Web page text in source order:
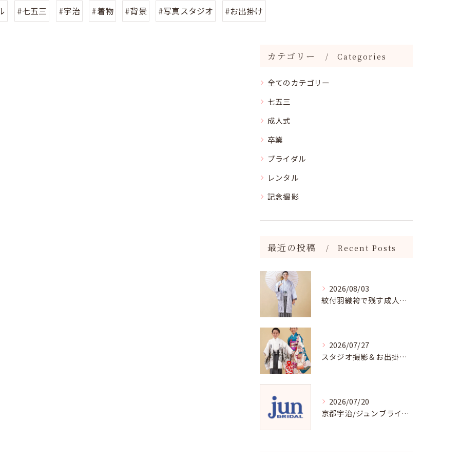
#七五三 #宇治 #着物 #背景 #写真スタジオ #お出掛け
カテゴリー Categories
全てのカテゴリー
七五三
成人式
卒業
ブライダル
レンタル
記念撮影
最近の投稿 Recent Posts
2026/08/03
紋付羽織袴で残す成人記念写真
2026/07/27
スタジオ撮影＆お出掛け七五三はジュンブライダル
2026/07/20
京都宇治/ジュンブライダル七五三衣裳均一料金